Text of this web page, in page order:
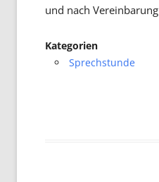
und nach Vereinbarung
Kategorien
Sprechstunde